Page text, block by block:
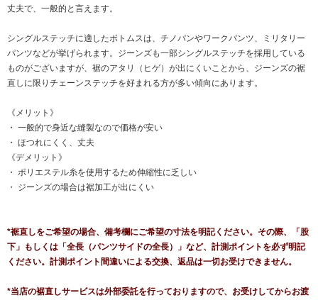
丈夫で、一般的と言えます。
シングルステッチに適したボトムスは、チノパンやワークパンツ、ミリタリー
パンツなどが挙げられます。ジーンズも一部シングルステッチを採用している
ものがございますが、裾のアタリ（ヒゲ）が出にくいことから、ジーンズの裾
直しに限りチェーンステッチを好まれる方が多い傾向にあります。
《メリット》
・ 一般的で身近な縫製なので価格が安い
・ ほつれにくく、丈夫
《デメリット》
・ ポリエステル糸を使用するため伸縮性に乏しい
・ ジーンズの場合は裾加工が出にくい
*裾直しをご希望の場合、備考欄にご希望の寸法を明記ください。その際、「股
下」もしくは「全長（パンツサイドの全長）」など、計測ポイントを必ず明記
ください。計測ポイント間違いによる交換、返品は一切お受けできません。
*当店の裾直しサービスは外部委託を行っておりますので、お受けしてからお渡